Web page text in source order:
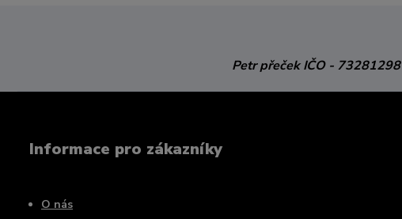
Petr přečekIČO - 73281298
Informace pro zákazníky
O nás